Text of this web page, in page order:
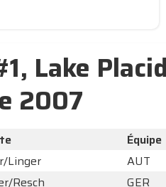
Lake
2007
Équipe
Linger
AUT
Resch
GER